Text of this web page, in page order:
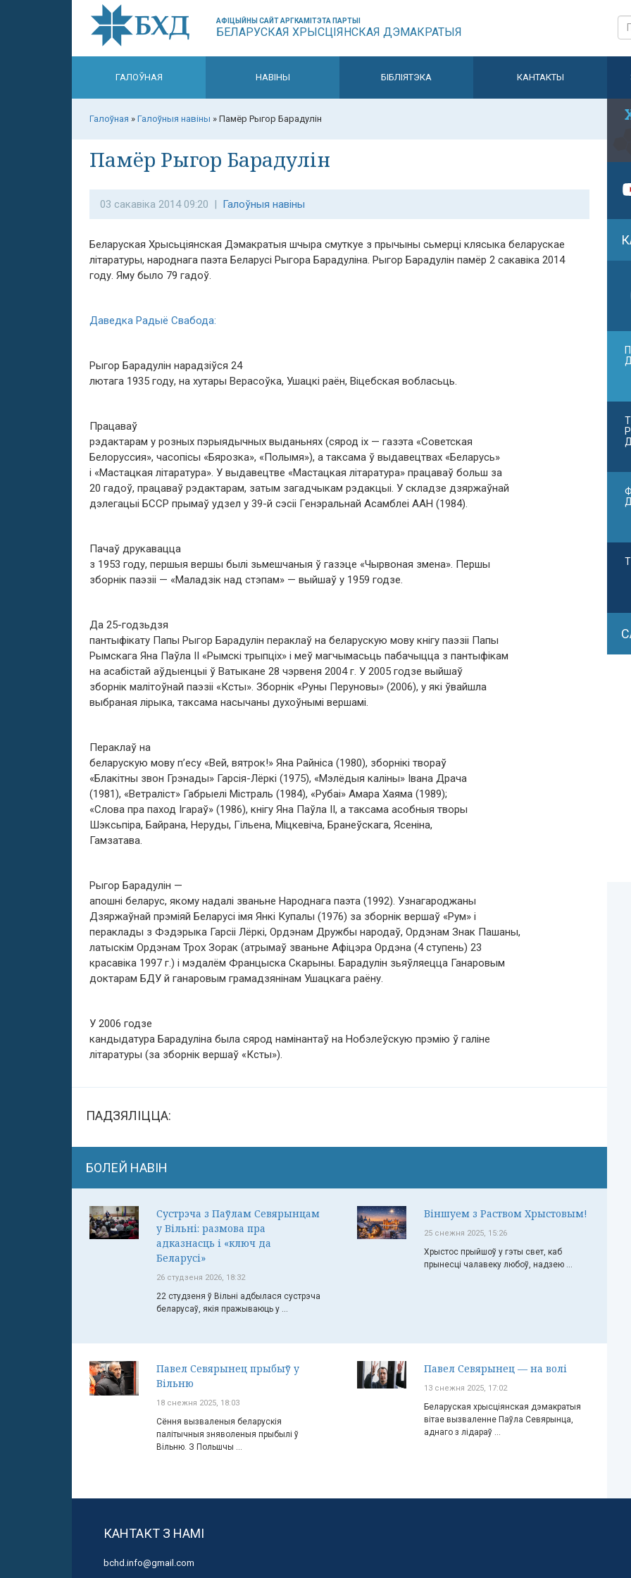
АФІЦЫЙНЫ САЙТ АРГКАМІТЭТА ПАРТЫІ
БЕЛАРУСКАЯ ХРЫСЦІЯНСКАЯ ДЭМАКРАТЫЯ
ГАЛОЎНАЯ НАВІНЫ БІБЛІЯТЭКА КАНТАКТЫ
Галоўная » Галоўныя навіны » Памёр Рыгор Барадулін
Памёр Рыгор Барадулін
03 сакавіка 2014 09:20 | Галоўныя навіны
Беларуская Хрысьціянская Дэмакратыя шчыра смуткуе з прычыны сьмерці клясыка беларускае
літаратуры, народнага паэта Беларусі Рыгора Барадуліна. Рыгор Барадулін памёр 2 сакавіка 2014
году. Яму было 79 гадоў.
Даведка Радыё Свабода:
Рыгор Барадулін нарадзіўся 24
лютага 1935 году, на хутары Верасоўка, Ушацкі раён, Віцебская вобласьць.
Працаваў
рэдактарам у розных пэрыядычных выданьнях (сярод іх — газэта «Советская
Белоруссия», часопісы «Бярозка», «Полымя»), а таксама ў выдавецтвах «Беларусь»
і «Мастацкая літаратура». У выдавецтве «Мастацкая літаратура» працаваў больш за
20 гадоў, працаваў рэдактарам, затым загадчыкам рэдакцыі. У складзе дзяржаўнай
дэлегацыі БССР прымаў удзел у 39-й сэсіі Генэральнай Асамблеі ААН (1984).
Пачаў друкавацца
з 1953 году, першыя вершы былі зьмешчаныя ў газэце «Чырвоная змена». Першы
зборнік паэзіі — «Маладзік над стэпам» — выйшаў у 1959 годзе.
Да 25-годзьдзя
пантыфікату Папы Рыгор Барадулін пераклаў на беларускую мову кнігу паэзіі Папы
Рымскага Яна Паўла II «Рымскі трыпціх» і меў магчымасьць пабачыцца з пантыфікам
на асабістай аўдыенцыі ў Ватыкане 28 чэрвеня 2004 г. У 2005 годзе выйшаў
зборнік малітоўнай паэзіі «Ксты». Зборнік «Руны Перуновы» (2006), у які ўвайшла
выбраная лірыка, таксама насычаны духоўнымі вершамі.
Пераклаў на
беларускую мову п’есу «Вей, вятрок!» Яна Райніса (1980), зборнікі твораў
«Блакітны звон Грэнады» Гарсія-Лёркі (1975), «Мэлёдыя каліны» Івана Драча
(1981), «Ветраліст» Габрыелі Містраль (1984), «Рубаі» Амара Хаяма (1989);
«Слова пра паход Ігараў» (1986), кнігу Яна Паўла II, а таксама асобныя творы
Шэксьпіра, Байрана, Неруды, Гільена, Міцкевіча, Бранеўскага, Ясеніна,
Гамзатава.
Рыгор Барадулін —
апошні беларус, якому надалі званьне Народнага паэта (1992). Узнагароджаны
Дзяржаўнай прэміяй Беларусі імя Янкі Купалы (1976) за зборнік вершаў «Рум» і
пераклады з Фэдэрыка Гарсіі Лёркі, Ордэнам Дружбы народаў, Ордэнам Знак Пашаны,
латыскім Ордэнам Трох Зорак (атрымаў званьне Афіцэра Ордэна (4 ступень) 23
красавіка 1997 г.) і мэдалём Францыска Скарыны. Барадулін зьяўляецца Ганаровым
доктарам БДУ й ганаровым грамадзянінам Ушацкага раёну.
У 2006 годзе
кандыдатура Барадуліна была сярод намінантаў на Нобэлеўскую прэмію ў галіне
літаратуры (за зборнік вершаў «Ксты»).
ПАДЗЯЛІЦЦА:
БОЛЕЙ НАВІН
Сустрэча з Паўлам Севярынцам
у Вільні: размова пра
адказнасць і «ключ да
Беларусі»
26 студзеня 2026, 18:32
22 студзеня ў Вільні адбылася сустрэча
беларусаў, якія пражываюць у ...
Віншуем з Раством Хрыстовым!
25 снежня 2025, 15:26
Хрыстос прыйшоў у гэты свет, каб
прынесці чалавеку любоў, надзею ...
Павел Севярынец прыбыў у
Вільню
18 снежня 2025, 18:03
Сёння вызваленыя беларускія
палітычныя зняволеныя прыбылі ў
Вільню. З Польшчы ...
Павел Севярынец — на волі
13 снежня 2025, 17:02
Беларуская хрысціянская дэмакратыя
вітае вызваленне Паўла Севярынца,
аднаго з лідараў ...
КАНТАКТ З НАМІ
bchd.info@gmail.com